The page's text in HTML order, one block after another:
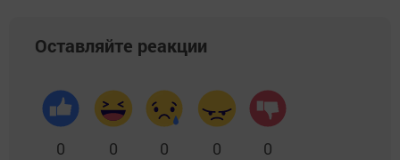
Оставляйте реакции
0 0 0 0 0